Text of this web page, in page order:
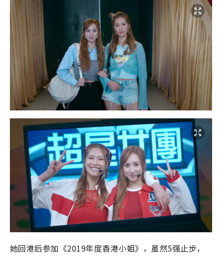
她回港后参加《2019年度香港小姐》，虽然5强止步，